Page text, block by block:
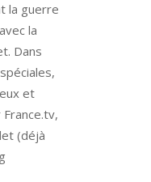
la guerre
la
Dans
et
(déjà